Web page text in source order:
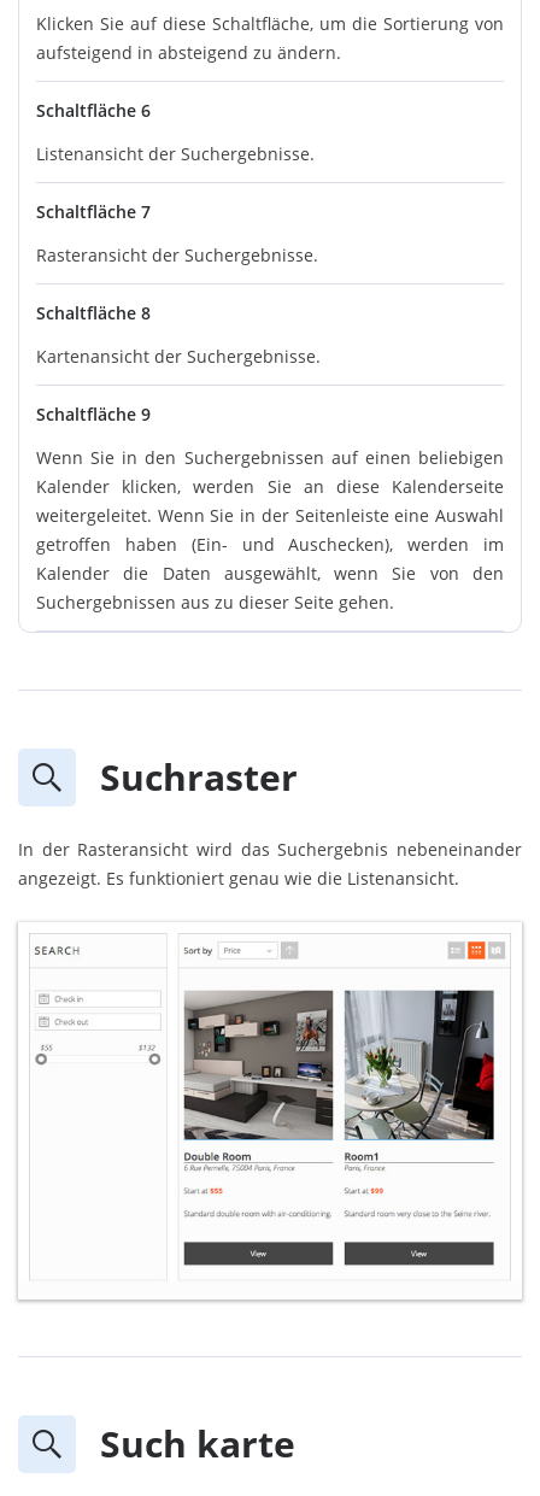
Klicken Sie auf diese Schaltfläche, um die Sortierung von
aufsteigend in absteigend zu ändern.
Schaltfläche 6
Listenansicht der Suchergebnisse.
Schaltfläche 7
Rasteransicht der Suchergebnisse.
Schaltfläche 8
Kartenansicht der Suchergebnisse.
Schaltfläche 9
Wenn Sie in den Suchergebnissen auf einen beliebigen
Kalender klicken, werden Sie an diese Kalenderseite
weitergeleitet. Wenn Sie in der Seitenleiste eine Auswahl
getroffen haben (Ein- und Auschecken), werden im
Kalender die Daten ausgewählt, wenn Sie von den
Suchergebnissen aus zu dieser Seite gehen.
Suchraster
In der Rasteransicht wird das Suchergebnis nebeneinander
angezeigt. Es funktioniert genau wie die Listenansicht.
Such karte